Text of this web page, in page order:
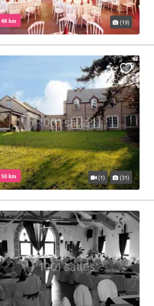
km (19)
km (1) (31)